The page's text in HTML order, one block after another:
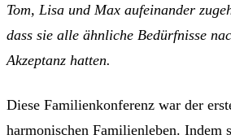
Tom, Lisa und Max aufeinander
dass sie alle ähnliche Bedürfnisse
Akzeptanz hatten.
Diese Familienkonferenz war der
harmonischen Familienleben. Indem